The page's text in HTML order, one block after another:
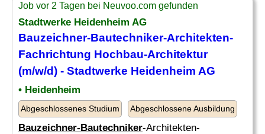
Job vor 2 Tagen bei Neuvoo.com gefunden
Stadtwerke Heidenheim AG
Bauzeichner-Bautechniker-Architekten-
Fachrichtung Hochbau-Architektur
(m/w/d) - Stadtwerke Heidenheim AG
• Heidenheim
Abgeschlossenes Studium Abgeschlossene Ausbildung
Bauzeichner-Bautechniker-Architekten-